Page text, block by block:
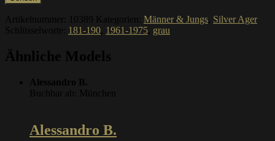
Artikelnummer: 10389 Kategorien: Männer & Jungs Silver Ager
Schlüsselworte: 181-190 1961-1975 grau
Ähnliche Models
Alessandro B.
Buchbar ab: München
Alessandro B.